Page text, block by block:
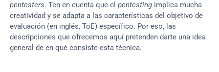
pentesters. Ten en cuenta que el pentesting implica mucha
creatividad y se adapta a las características del objetivo de
evaluación (en inglés, ToE) específico. Por eso, las
descripciones que ofrecemos aquí pretenden darte una idea
general de en qué consiste esta técnica.